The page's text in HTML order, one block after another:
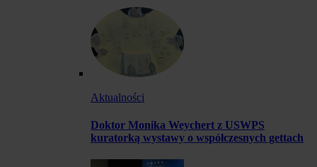
Aktualności
Doktor Monika Weychert z USWPS
kuratorką wystawy o współczesnych gettach